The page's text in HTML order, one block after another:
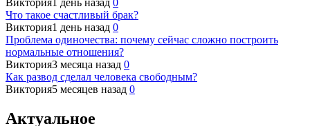
Виктория1 день назад 0
Что такое счастливый брак?
Виктория1 день назад 0
Проблема одиночества: почему сейчас сложно построить
нормальные отношения?
Виктория3 месяца назад 0
Как развод сделал человека свободным?
Виктория5 месяцев назад 0
Актуальное